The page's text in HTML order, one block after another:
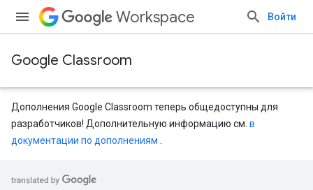
Workspace Войти
Google Classroom
Дополнения Google Classroom теперь общедоступны для
разработчиков! Дополнительную информацию см. в
документации по дополнениям